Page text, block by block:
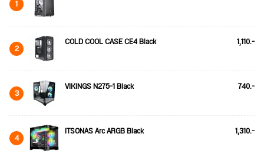
1
2 COLD COOL CASE CE4 Black 1,110.-
3 VIKINGS N275-1 Black 740.-
4 ITSONAS Arc ARGB Black 1,310.-